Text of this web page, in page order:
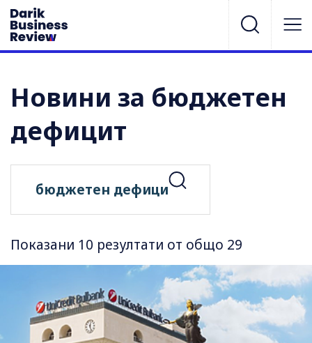
Новини за бюджетен
дефицит
Показани 10 резултати от общо 29